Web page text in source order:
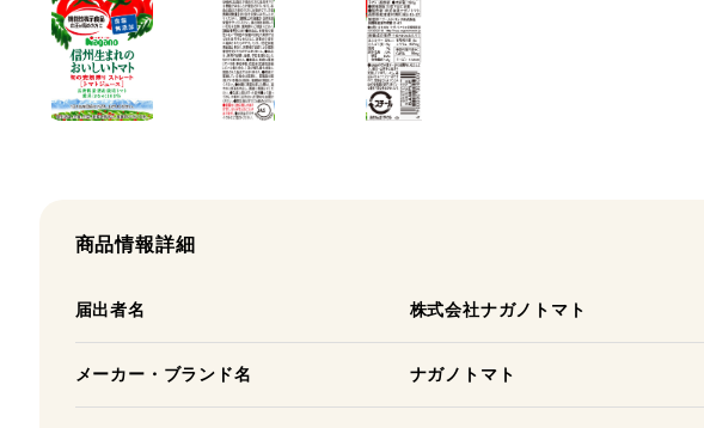
商品情報詳細
届出者名 株式会社ナガノトマト
メーカー・ブランド名 ナガノトマト